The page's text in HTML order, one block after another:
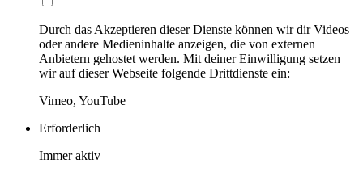
Durch das Akzeptieren dieser Dienste können wir dir Videos
oder andere Medieninhalte anzeigen, die von externen
Anbietern gehostet werden. Mit deiner Einwilligung setzen
wir auf dieser Webseite folgende Drittdienste ein:
Vimeo, YouTube
Erforderlich
Immer aktiv